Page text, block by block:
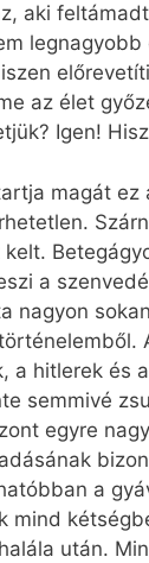
aki
az élet
Igen!
magát ez
a
nagyon
a hitlerek és
semmivé
egyre
a
mind
után.